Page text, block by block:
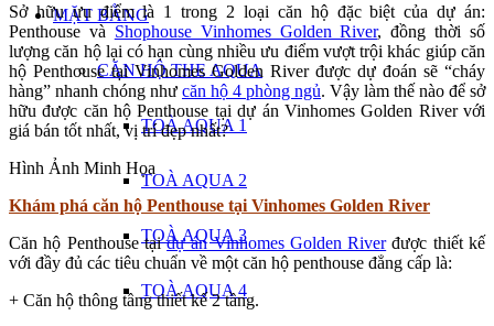
MẶT BẰNG
CĂN HỘ THE AQUA
TOÀ AQUA 1
TOÀ AQUA 2
TOÀ AQUA 3
TOÀ AQUA 4
Sở hữu ưu điểm là 1 trong 2 loại căn hộ đặc biệt của dự án:
Penthouse và Shophouse Vinhomes Golden River, đồng thời số
lượng căn hộ lại có hạn cùng nhiều ưu điểm vượt trội khác giúp căn
hộ Penthouse tại Vinhomes Golden River được dự đoán sẽ “cháy
hàng” nhanh chóng như căn hộ 4 phòng ngủ. Vậy làm thế nào để sở
hữu được căn hộ Penthouse tại dự án Vinhomes Golden River với
giá bán tốt nhất, vị trí đẹp nhất?
Hình Ảnh Minh Họa
Khám phá căn hộ Penthouse tại Vinhomes Golden River
Căn hộ Penthouse tạidự án Vinhomes Golden Riverđược thiết kế
với đầy đủ các tiêu chuẩn về một căn hộ penthouse đẳng cấp là:
+ Căn hộ thông tầng thiết kế 2 tầng.